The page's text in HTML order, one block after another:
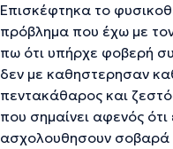
Επισκέφτηκα το
πρόβλημα που έχω με
πω ότι υπήρχε φοβερή
δεν με καθηστερησαν
πεντακάθαρος και
που σημαίνει αφενός
ασχολουθησουν σοβαρά